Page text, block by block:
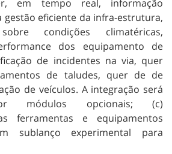
em tempo real, informação
eficiente da infra-estrutura,
condições climatéricas,
dos equipamento de
de incidentes na via, quer
de taludes, quer de de
de veículos. A integração será
módulos opcionais; (c)
ferramentas e equipamentos
sublanço experimental para